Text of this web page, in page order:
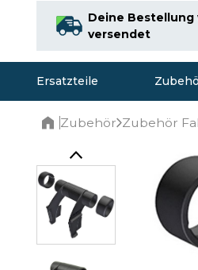
Deine Bestellung
versendet
Ersatzteile
Zubehör Zubehör